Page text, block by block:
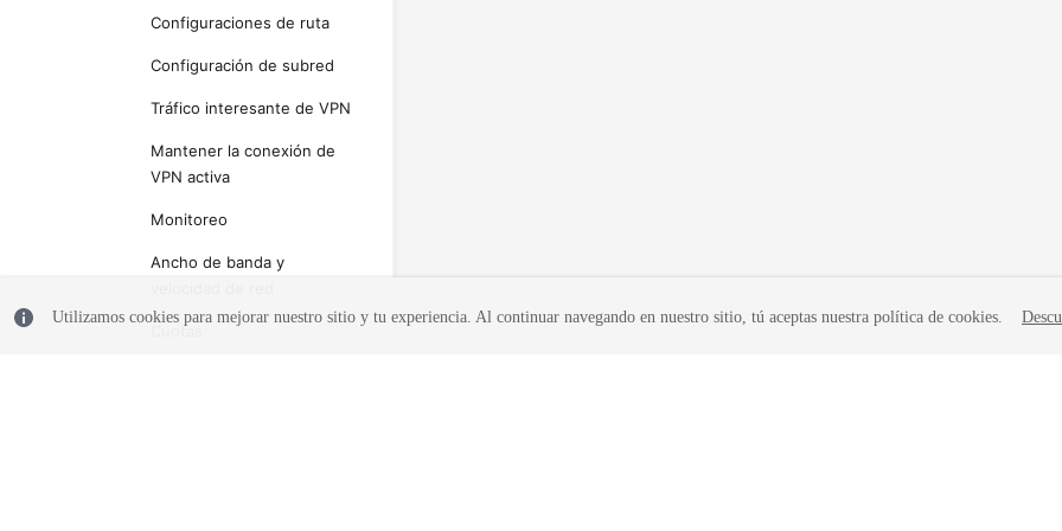
Configuraciones de ruta
Configuración de subred
Tráfico interesante de VPN
Mantener la conexión de
VPN activa
Monitoreo
Ancho de banda y
Cuotas
Utilizamos cookies para mejorar nuestro sitio y tu experiencia. Al continuar navegando en nuestro sitio, tú aceptas nuestra política de cookies.